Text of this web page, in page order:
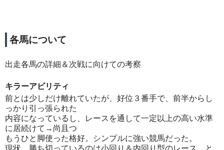
各馬について
出走各馬の詳細＆次戦に向けての考察
キラーアビリティ
前とは少しだけ離れていたが、好位３番手で、前半からし
っかり引っ張られた
内容になっているし、レースを通して一定以上の高い水準
に居続けて→尚且つ
もうひと脚使った格好。シンプルに強い競馬だった。
現状、勝ち切っているのは小回り＆内回り型のレース…と